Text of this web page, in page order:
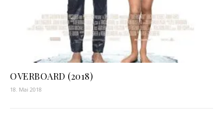
OVERBOARD (2018)
18. Mai 2018